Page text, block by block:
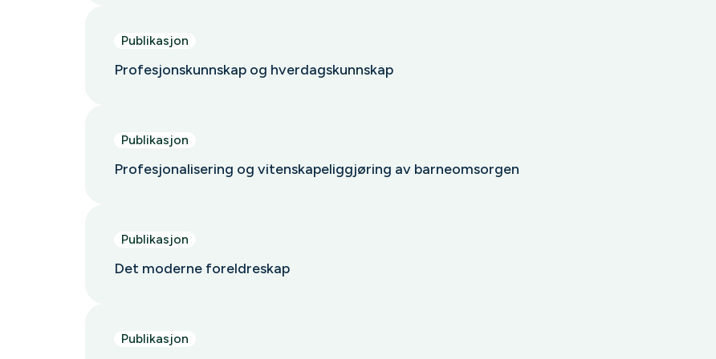
Publikasjon
Profesjonskunnskap og hverdagskunnskap
Publikasjon
Profesjonalisering og vitenskapeliggjøring av barneomsorgen
Publikasjon
Det moderne foreldreskap
Publikasjon